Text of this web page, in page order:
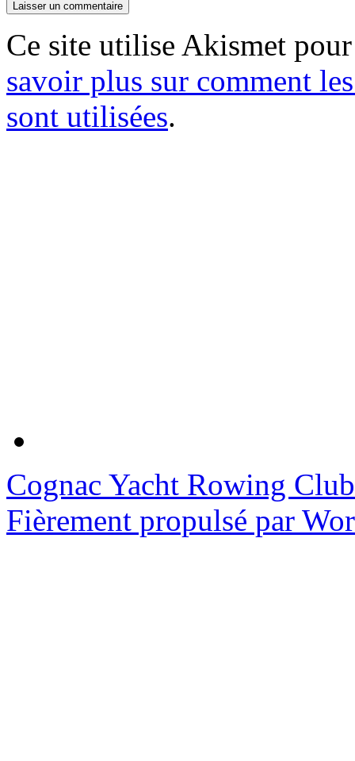
Ce site utilise Akismet
savoir plus sur comment
sont utilisées.
Cognac Yacht Rowing Club
Fièrement propulsé par